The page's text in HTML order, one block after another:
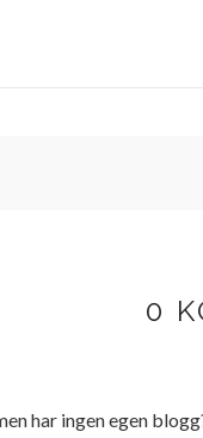
0
har ingen egen